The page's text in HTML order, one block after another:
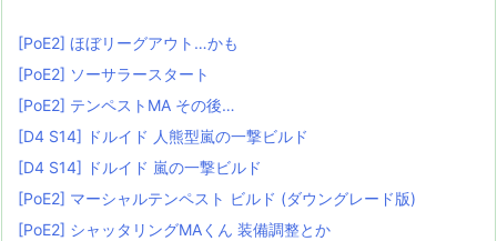
[PoE2] ほぼリーグアウト…かも
[PoE2] ソーサラースタート
[PoE2] テンペストMA その後…
[D4 S14] ドルイド 人熊型嵐の一撃ビルド
[D4 S14] ドルイド 嵐の一撃ビルド
[PoE2] マーシャルテンペスト ビルド (ダウングレード版)
[PoE2] シャッタリングMAくん 装備調整とか